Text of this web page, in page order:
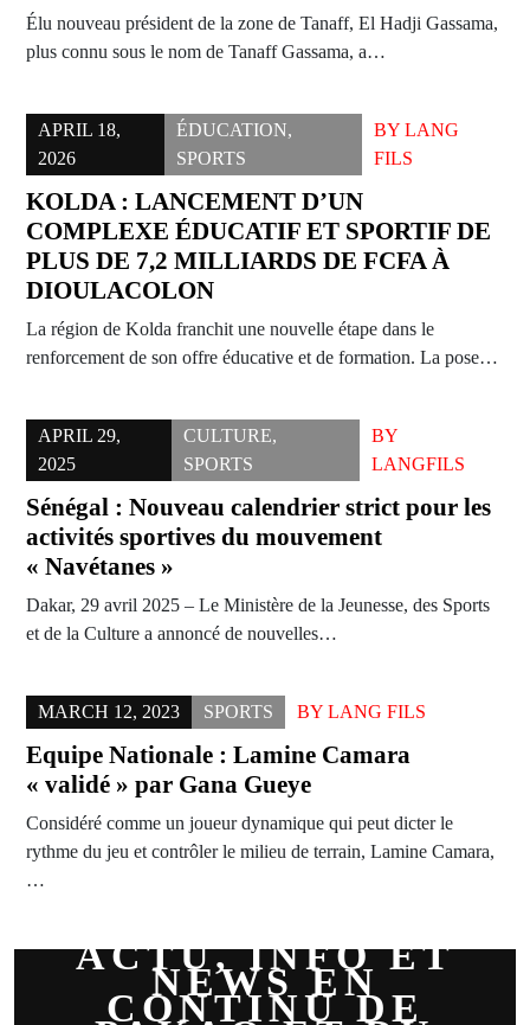
Élu nouveau président de la zone de Tanaff, El Hadji Gassama,
plus connu sous le nom de Tanaff Gassama, a…
APRIL 18,
2026
ÉDUCATION,
SPORTS
BYLANG
FILS
KOLDA : LANCEMENT D’UN
COMPLEXE ÉDUCATIF ET SPORTIF DE
PLUS DE 7,2 MILLIARDS DE FCFA À
DIOULACOLON
La région de Kolda franchit une nouvelle étape dans le
renforcement de son offre éducative et de formation. La pose…
APRIL 29,
2025
CULTURE,
SPORTS
BY
LANGFILS
Sénégal : Nouveau calendrier strict pour les
activités sportives du mouvement
« Navétanes »
Dakar, 29 avril 2025 – Le Ministère de la Jeunesse, des Sports
et de la Culture a annoncé de nouvelles…
MARCH 12, 2023 SPORTS BY LANG FILS
Equipe Nationale : Lamine Camara
« validé » par Gana Gueye
Considéré comme un joueur dynamique qui peut dicter le
rythme du jeu et contrôler le milieu de terrain, Lamine Camara,
…
ACTU, INFO ET
NEWS EN
CONTINU DE